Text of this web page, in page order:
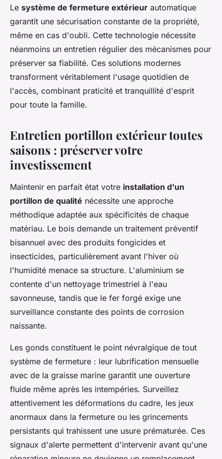
Le système de fermeture extérieur automatique
garantit une sécurisation constante de la propriété,
même en cas d'oubli. Cette technologie nécessite
néanmoins un entretien régulier des mécanismes pour
préserver sa fiabilité. Ces solutions modernes
transforment véritablement l'usage quotidien de
l'accès, combinant praticité et tranquillité d'esprit
pour toute la famille.
Entretien portillon extérieur toutes
saisons : préserver votre
investissement
Maintenir en parfait état votre installation d'un
portillon de qualité nécessite une approche
méthodique adaptée aux spécificités de chaque
matériau. Le bois demande un traitement préventif
bisannuel avec des produits fongicides et
insecticides, particulièrement avant l'hiver où
l'humidité menace sa structure. L'aluminium se
contente d'un nettoyage trimestriel à l'eau
savonneuse, tandis que le fer forgé exige une
surveillance constante des points de corrosion
naissante.
Les gonds constituent le point névralgique de tout
système de fermeture : leur lubrification mensuelle
avec de la graisse marine garantit une ouverture
fluide même après les intempéries. Surveillez
attentivement les déformations du cadre, les jeux
anormaux dans la fermeture ou les grincements
persistants qui trahissent une usure prématurée. Ces
signaux d'alerte permettent d'intervenir avant qu'une